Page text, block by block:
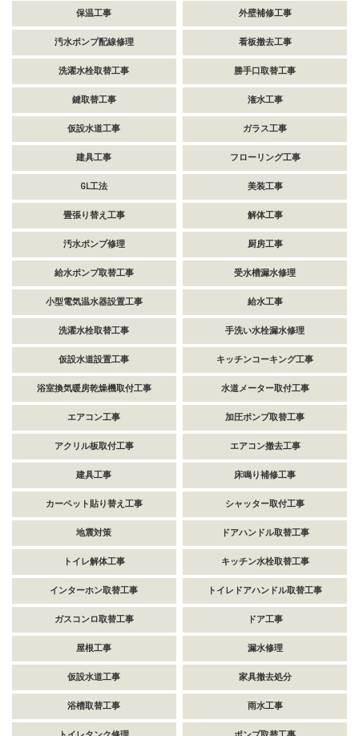
保温工事 外壁補修工事
汚水ポンプ配線修理 看板撤去工事
洗濯水栓取替工事 勝手口取替工事
鍵取替工事 潅水工事
仮設水道工事 ガラス工事
建具工事 フローリング工事
GL工法 美装工事
畳張り替え工事 解体工事
汚水ポンプ修理 厨房工事
給水ポンプ取替工事 受水槽漏水修理
小型電気温水器設置工事 給水工事
洗濯水栓取替工事 手洗い水栓漏水修理
仮設水道設置工事 キッチンコーキング工事
浴室換気暖房乾燥機取付工事 水道メーター取付工事
エアコン工事 加圧ポンプ取替工事
アクリル板取付工事 エアコン撤去工事
建具工事 床鳴り補修工事
カーペット貼り替え工事 シャッター取付工事
地震対策 ドアハンドル取替工事
トイレ解体工事 キッチン水栓取替工事
インターホン取替工事 トイレドアハンドル取替工事
ガスコンロ取替工事 ドア工事
屋根工事 漏水修理
仮設水道工事 家具撤去処分
浴槽取替工事 雨水工事